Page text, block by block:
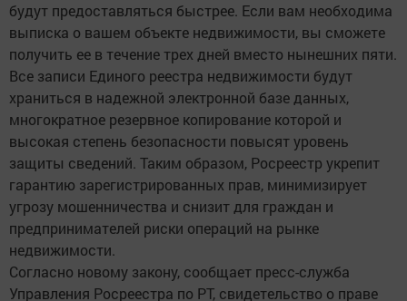
будут предоставляться быстрее. Если вам необходима
выписка о вашем объекте недвижимости, вы сможете
получить ее в течение трех дней вместо нынешних пяти.
Все записи Единого реестра недвижимости будут
храниться в надежной электронной базе данных,
многократное резервное копирование которой и
высокая степень безопасности повысят уровень
защиты сведений. Таким образом, Росреестр укрепит
гарантию зарегистрированных прав, минимизирует
угрозу мошенничества и снизит для граждан и
предпринимателей риски операций на рынке
недвижимости.
Согласно новому закону, сообщает пресс-служба
Управления Росреестра по РТ, свидетельство о праве